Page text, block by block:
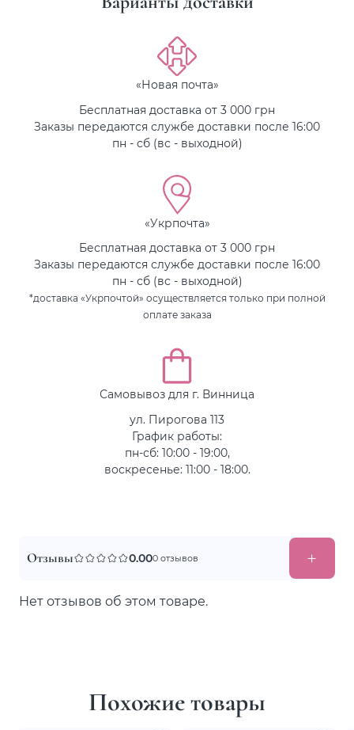
«Новая почта»
Бесплатная доставка от 3 000 грн
Заказы передаются службе доставки после 16:00
пн - сб (вс - выходной)
«Укрпочта»
Бесплатная доставка от 3 000 грн
Заказы передаются службе доставки после 16:00
пн - сб (вс - выходной)
*доставка «Укрпочтой» осуществляется только при полной
оплате заказа
Самовывоз для г. Винница
ул. Пирогова 113
График работы:
пн-сб: 10:00 - 19:00,
воскресенье: 11:00 - 18:00.
Отзывы 0.000 отзывов
Нет отзывов об этом товаре.
Похожие товары